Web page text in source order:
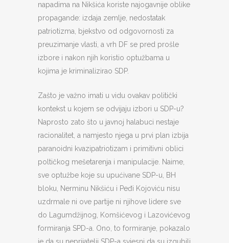
napadima na Nikšića koriste najogavnije oblike
propagande: izdaja zemlje, nedostatak
patriotizma, bjekstvo od odgovornosti za
preuzimanje vlasti, a vrh DF se pred prošle
izbore i nakon njih koristio optužbama u
kojima je kriminalizirao SDP.
Zašto je važno imati u vidu ovakav politički
kontekst u kojem se odvijaju izbori u SDP-u?
Naprosto zato što u javnoj halabuci nestaje
racionalitet, a namjesto njega u prvi plan izbija
paranoidni kvazipatriotizam i primitivni oblici
poltičkog mešetarenja i manipulacije. Naime,
sve optužbe koje su upućivane SDP-u, BH
bloku, Nerminu Nikšiću i Peđi Kojoviću nisu
uzdrmale ni ove partije ni njihove lidere sve
do Lagumdžijnog, Komšićevog i Lazovićevog
formiranja SPD-a. Ono, to formiranje, pokazalo